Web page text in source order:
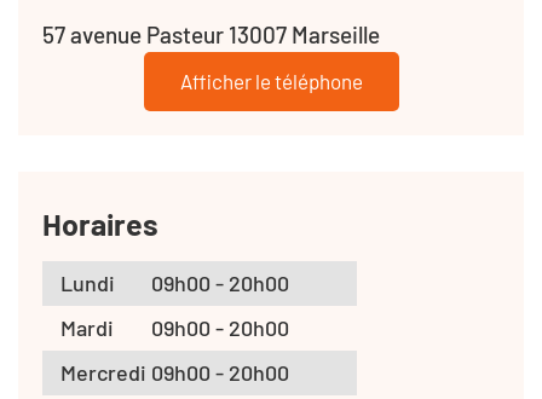
57 avenue Pasteur 13007 Marseille
Afficher le téléphone
Horaires
Lundi
09h00 - 20h00
Mardi
09h00 - 20h00
Mercredi 09h00 - 20h00